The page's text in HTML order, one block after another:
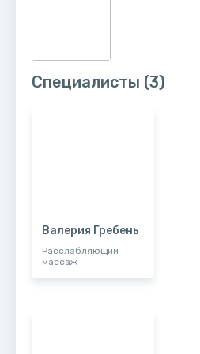
Специалисты (3)
Валерия Гребень
Расслабляющий
массаж